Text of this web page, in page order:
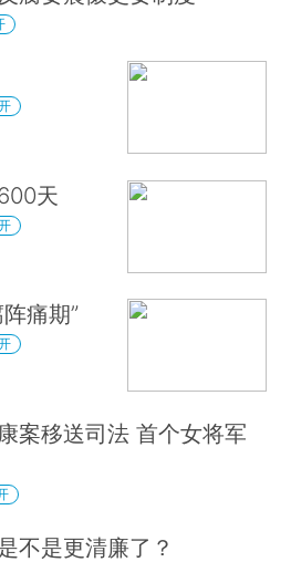
天
痛期”
案移送司法 首个女将军
不是更清廉了？